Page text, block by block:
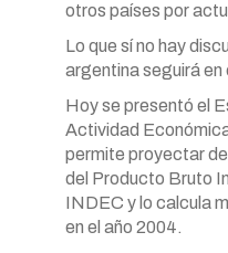
otros países por
Lo que sí no hay
argentina seguirá en
Hoy se presentó el
Actividad
permite proyectar
del Producto Bruto
INDEC y lo calcula
en el año 2004.